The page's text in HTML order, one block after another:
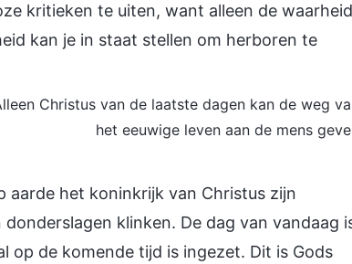
kritieken te uiten, want alleen de waarheid
kan je in staat stellen om herboren te
Christus van de laatste dagen kan de weg
het eeuwige leven aan de mens
aarde het koninkrijk van Christus zijn
klinken. De dag van vandaag
op de komende tijd is ingezet. Dit is Gods